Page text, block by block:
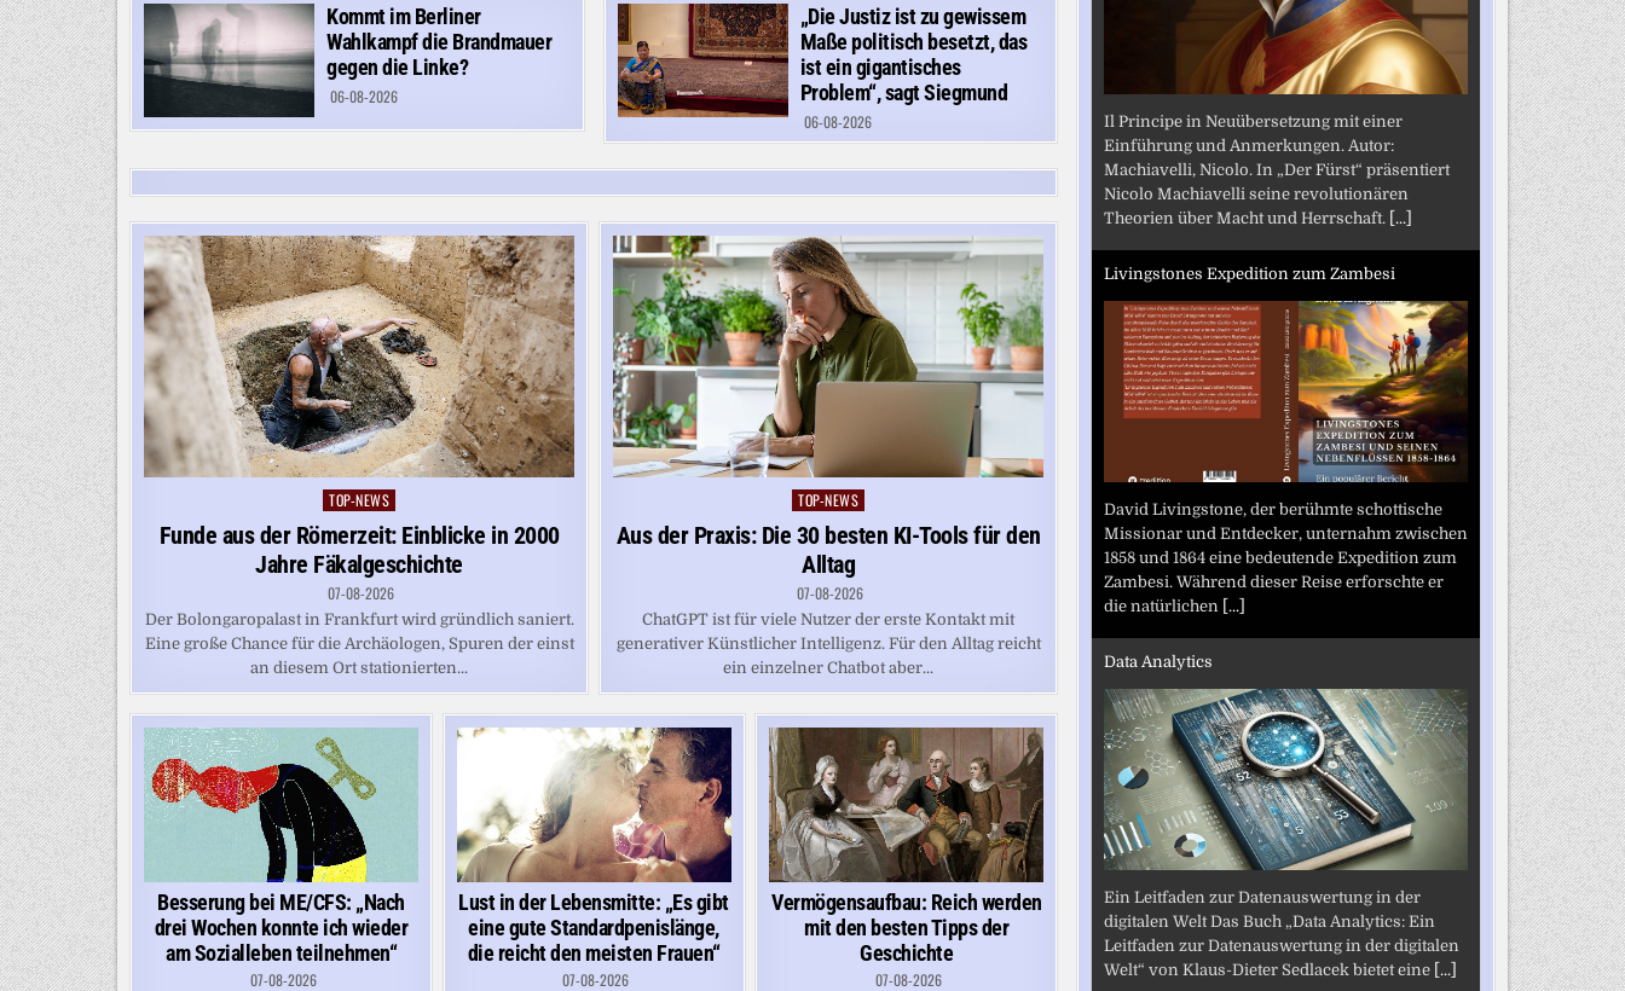
Kommt im Berliner
Wahlkampf die Brandmauer
gegen die Linke?
06-08-2026
„Die Justiz ist zu gewissem
Maße politisch besetzt, das
ist ein gigantisches
Problem“, sagt Siegmund
06-08-2026
Posted
TOP-NEWS
Funde aus der Römerzeit: Einblicke in 2000
Jahre Fäkalgeschichte
07-08-2026
Der Bolongaropalast in Frankfurt wird gründlich saniert.
Eine große Chance für die Archäologen, Spuren der einst
an diesem Ort stationierten...
Posted
in
TOP-NEWS
Aus der Praxis: Die 30 besten KI-Tools für den
Alltag
07-08-2026
ChatGPT ist für viele Nutzer der erste Kontakt mit
generativer Künstlicher Intelligenz. Für den Alltag reicht
ein einzelner Chatbot aber...
Besserung bei ME/CFS: „Nach
drei Wochen konnte ich wieder
am Sozialleben teilnehmen“
07-08-2026
Lust in der Lebensmitte: „Es gibt
eine gute Standardpenislänge,
die reicht den meisten Frauen“
07-08-2026
Vermögensaufbau: Reich werden
mit den besten Tipps der
Geschichte
07-08-2026
Il Principe in Neuübersetzung mit einer
Einführung und Anmerkungen. Autor:
Machiavelli, Nicolo. In „Der Fürst“ präsentiert
Nicolo Machiavelli seine revolutionären
Theorien über Macht und Herrschaft. [...]
Livingstones Expedition zum Zambesi
David Livingstone, der berühmte schottische
Missionar und Entdecker, unternahm zwischen
1858 und 1864 eine bedeutende Expedition zum
Zambesi. Während dieser Reise erforschte er
die natürlichen [...]
Data Analytics
Ein Leitfaden zur Datenauswertung in der
digitalen Welt Das Buch „Data Analytics: Ein
Leitfaden zur Datenauswertung in der digitalen
Welt“ von Klaus-Dieter Sedlacek bietet eine [...]